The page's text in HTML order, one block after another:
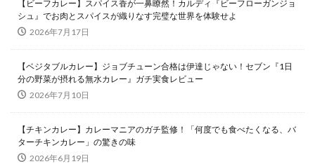
【ビーフカレー】スパイス香が一鼻瞭然！カルディ『ビーフローガンジョ
シュ』でお肉とスパイスが織りなす完璧な世界を体験せよ
2026年7月17日
【ベジタブルカレー】ジョブチューン合格は伊達じゃない！セブン『1日
分の野菜が摂れる無水カレー』ガチ実食レビュー
2026年7月10日
【チキンカレー】カレーマニアのガチ監修！「何度でも食べたくなる、バ
ターチキンカレー」の驚きの味
2026年6月19日